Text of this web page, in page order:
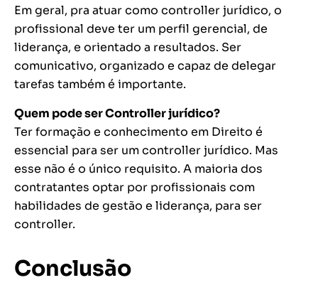
Em geral, pra atuar como controller jurídico, o
profissional deve ter um perfil gerencial, de
liderança, e orientado a resultados. Ser
comunicativo, organizado e capaz de delegar
tarefas também é importante.
Quem pode ser Controller jurídico?
Ter formação e conhecimento em Direito é
essencial para ser um controller jurídico. Mas
esse não é o único requisito. A maioria dos
contratantes optar por profissionais com
habilidades de gestão e liderança, para ser
controller.
Conclusão